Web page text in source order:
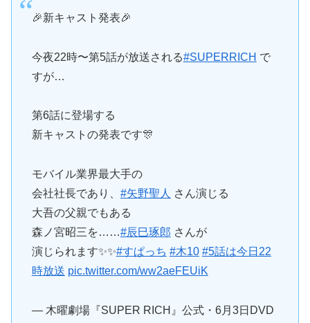
🎉新キャスト発表🎉
今夜22時〜第5話が放送される#SUPERRICH で
すが…
第6話に登場する
新キャストの発表です🎊
モバイル業界最大手の
会社社長であり、 #矢野聖人 さん演じる
大吾の父親でもある
森ノ宮昭三を……#辰巳琢郎 さんが
演じられます✨✨#すぱっち #木10 #5話は今日22
時放送 pic.twitter.com/ww2aeFEUiK
— 木曜劇場『SUPER RICH』公式・6月3日DVD